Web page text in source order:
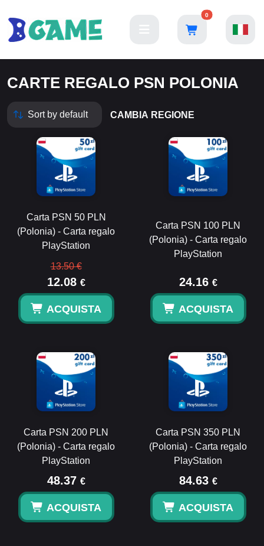
0
CARTE REGALO PSN POLONIA
CAMBIA REGIONE
Carta PSN 50 PLN
(Polonia) - Carta regalo
PlayStation
13.50 €
12.08 €
ACQUISTA
Carta PSN 100 PLN
(Polonia) - Carta regalo
PlayStation
24.16 €
ACQUISTA
Carta PSN 200 PLN
(Polonia) - Carta regalo
PlayStation
48.37 €
ACQUISTA
Carta PSN 350 PLN
(Polonia) - Carta regalo
PlayStation
84.63 €
ACQUISTA